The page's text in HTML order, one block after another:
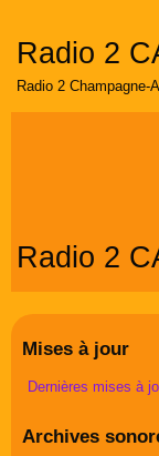
Radio 2
Radio 2 Champagne-
Radio 2
Mises à jour
Dernières mises à
Archives